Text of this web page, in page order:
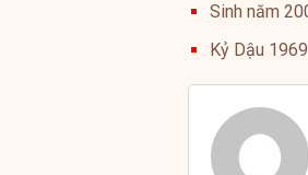
Sinh năm
Kỷ Dậu